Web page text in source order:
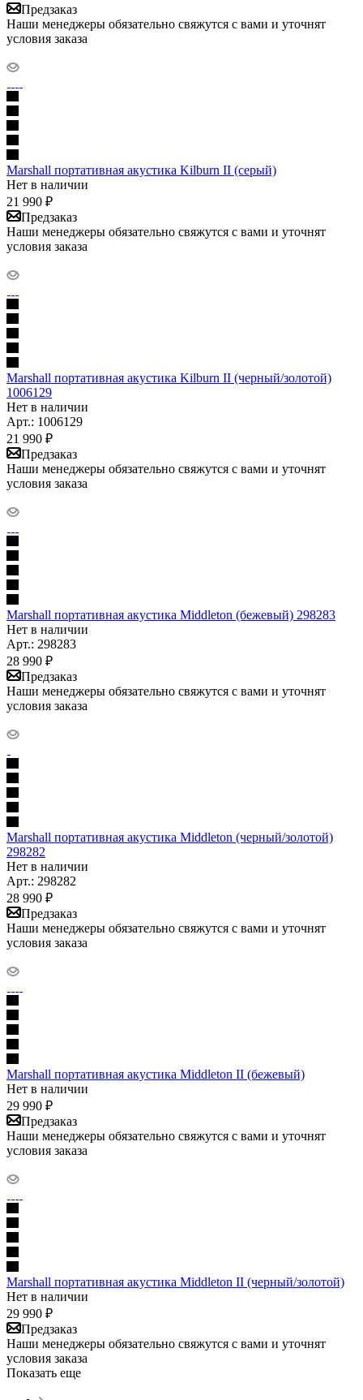
Предзаказ
Наши менеджеры обязательно свяжутся с вами и уточнят
условия заказа
Marshall портативная акустика Kilburn II (серый)
Нет в наличии
21 990 ₽
Предзаказ
Наши менеджеры обязательно свяжутся с вами и уточнят
условия заказа
Marshall портативная акустика Kilburn II (черный/золотой)
1006129
Нет в наличии
Арт.: 1006129
21 990 ₽
Предзаказ
Наши менеджеры обязательно свяжутся с вами и уточнят
условия заказа
Marshall портативная акустика Middleton (бежевый) 298283
Нет в наличии
Арт.: 298283
28 990 ₽
Предзаказ
Наши менеджеры обязательно свяжутся с вами и уточнят
условия заказа
Marshall портативная акустика Middleton (черный/золотой)
298282
Нет в наличии
Арт.: 298282
28 990 ₽
Предзаказ
Наши менеджеры обязательно свяжутся с вами и уточнят
условия заказа
Marshall портативная акустика Middleton II (бежевый)
Нет в наличии
29 990 ₽
Предзаказ
Наши менеджеры обязательно свяжутся с вами и уточнят
условия заказа
Marshall портативная акустика Middleton II (черный/золотой)
Нет в наличии
29 990 ₽
Предзаказ
Наши менеджеры обязательно свяжутся с вами и уточнят
условия заказа
Показать еще